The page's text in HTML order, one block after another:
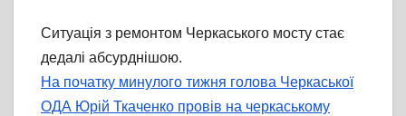
Ситуація з ремонтом Черкаського мосту стає
дедалі абсурднішою.
На початку минулого тижня голова Черкаської
ОДА Юрій Ткаченко провів на черкаському